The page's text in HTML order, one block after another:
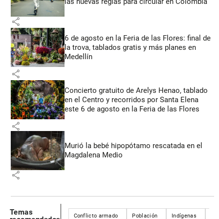
share
6 de agosto en la Feria de las Flores: final de
la trova, tablados gratis y más planes en
Medellín
share
Concierto gratuito de Arelys Henao, tablado
en el Centro y recorridos por Santa Elena
este 6 de agosto en la Feria de las Flores
share
Murió la bebé hipopótamo rescatada en el
Magdalena Medio
share
Temas
Conflicto armado Población Indígenas